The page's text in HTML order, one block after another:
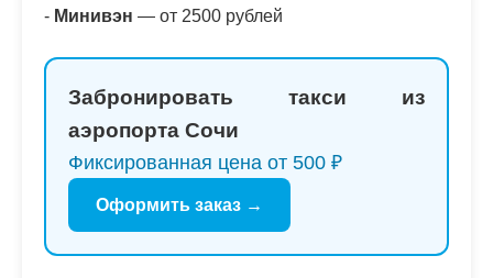
- Минивэн — от 2500 рублей
Забронировать такси из
аэропорта Сочи
Фиксированная цена от 500 ₽
Оформить заказ →